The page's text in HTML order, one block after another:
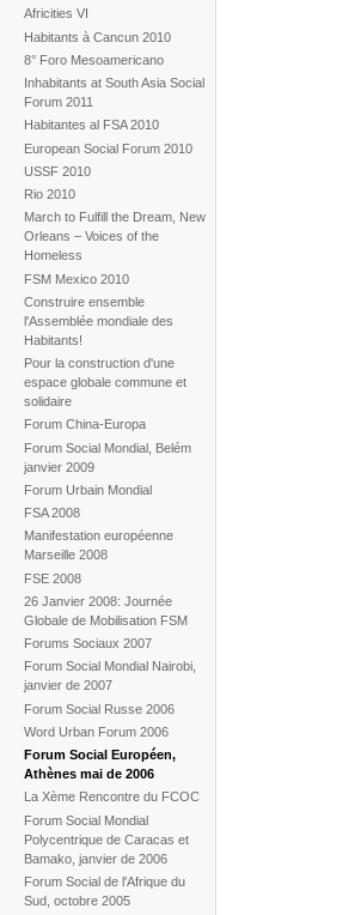
Africities VI
Habitants à Cancun 2010
8° Foro Mesoamericano
Inhabitants at South Asia Social
Forum 2011
Habitantes al FSA 2010
European Social Forum 2010
USSF 2010
Rio 2010
March to Fulfill the Dream, New
Orleans – Voices of the
Homeless
FSM Mexico 2010
Construire ensemble
l'Assemblée mondiale des
Habitants!
Pour la construction d'une
espace globale commune et
solidaire
Forum China-Europa
Forum Social Mondial, Belém
janvier 2009
Forum Urbain Mondial
FSA 2008
Manifestation européenne
Marseille 2008
FSE 2008
26 Janvier 2008: Journée
Globale de Mobilisation FSM
Forums Sociaux 2007
Forum Social Mondial Nairobi,
janvier de 2007
Forum Social Russe 2006
Word Urban Forum 2006
Forum Social Européen,
Athènes mai de 2006
La Xème Rencontre du FCOC
Forum Social Mondial
Polycentrique de Caracas et
Bamako, janvier de 2006
Forum Social de l'Afrique du
Sud, octobre 2005